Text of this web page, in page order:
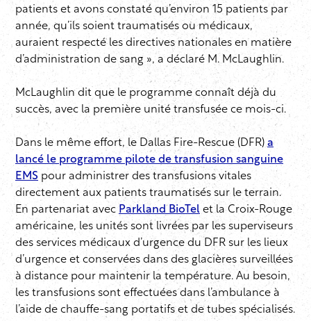
patients et avons constaté qu’environ 15 patients par
année, qu’ils soient traumatisés ou médicaux,
auraient respecté les directives nationales en matière
d’administration de sang », a déclaré M. McLaughlin.
McLaughlin dit que le programme connaît déjà du
succès, avec la première unité transfusée ce mois-ci.
Dans le même effort, le Dallas Fire-Rescue (DFR)a
lancé le programme pilote de transfusion sanguine
EMS pour administrer des transfusions vitales
directement aux patients traumatisés sur le terrain.
En partenariat avec Parkland BioTel et la Croix-Rouge
américaine, les unités sont livrées par les superviseurs
des services médicaux d’urgence du DFR sur les lieux
d’urgence et conservées dans des glacières surveillées
à distance pour maintenir la température. Au besoin,
les transfusions sont effectuées dans l’ambulance à
l’aide de chauffe-sang portatifs et de tubes spécialisés.